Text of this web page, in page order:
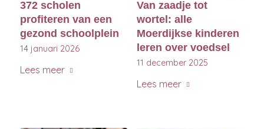
372 scholen
profiteren van een
gezond schoolplein
14 januari 2026
Lees meer
Van zaadje tot
wortel: alle
Moerdijkse kinderen
leren over voedsel
11 december 2025
Lees meer